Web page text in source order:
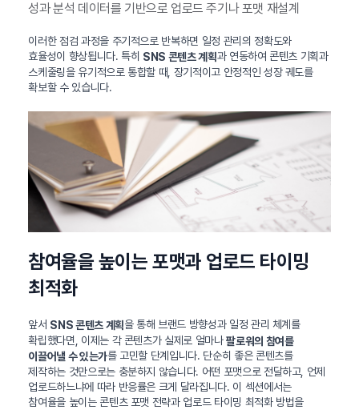
성과 분석 데이터를 기반으로 업로드 주기나 포맷 재설계
이러한 점검 과정을 주기적으로 반복하면 일정 관리의 정확도와
효율성이 향상됩니다. 특히 SNS 콘텐츠 계획과 연동하여 콘텐츠 기획과
스케줄링을 유기적으로 통합할 때, 장기적이고 안정적인 성장 궤도를
확보할 수 있습니다.
참여율을 높이는 포맷과 업로드 타이밍
최적화
앞서 SNS 콘텐츠 계획을 통해 브랜드 방향성과 일정 관리 체계를
확립했다면, 이제는 각 콘텐츠가 실제로 얼마나팔로워의 참여를
이끌어낼 수 있는가를 고민할 단계입니다. 단순히 좋은 콘텐츠를
제작하는 것만으로는 충분하지 않습니다. 어떤 포맷으로 전달하고, 언제
업로드하느냐에 따라 반응률은 크게 달라집니다. 이 섹션에서는
참여율을 높이는 콘텐츠 포맷 전략과 업로드 타이밍 최적화 방법을